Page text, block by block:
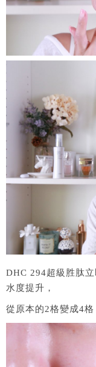
DHC 294超級胜肽
水度提升，
從原本的2格變成4